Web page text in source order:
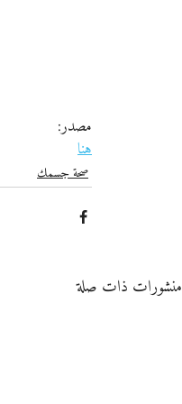
مصدر:
هنا
صحة جسمك
منشورات ذات صلة